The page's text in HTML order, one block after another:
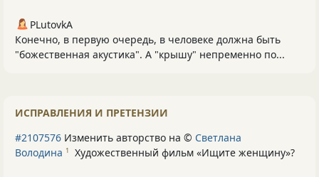
PLutоvkА
Конечно, в первую очередь, в человеке должна быть
"божественная акустика". А "крышу" непременно по...
ИСПРАВЛЕНИЯ И ПРЕТЕНЗИИ
#2107576 Изменить авторство на © Светлана
Володина 1 Художественный фильм «Ищите женщину»?